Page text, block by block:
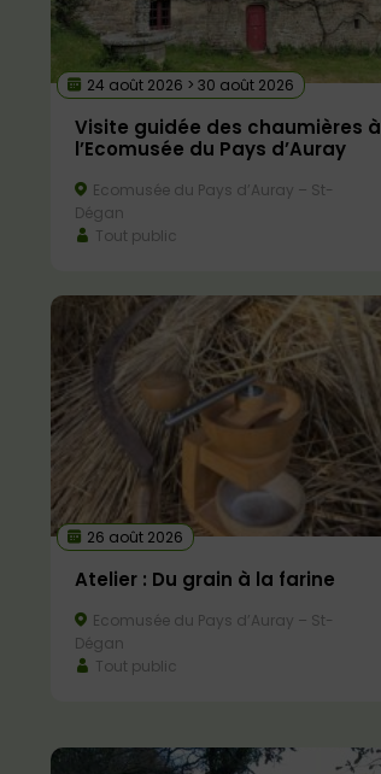
24 août 2026 > 30 août 2026
Visite guidée des chaumières à
l’Ecomusée du Pays d’Auray
Ecomusée du Pays d’Auray – St-
Dégan
Tout public
26 août 2026
Atelier : Du grain à la farine
Ecomusée du Pays d’Auray – St-
Dégan
Tout public